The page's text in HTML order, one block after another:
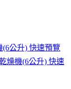
快速預覽
快速